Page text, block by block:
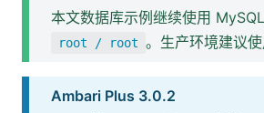
本文数据库示例继续使用
root / root 。生产环境建议
Ambari Plus 3.0.2